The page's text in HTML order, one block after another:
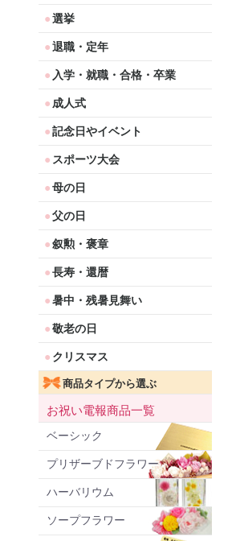
選挙
退職・定年
入学・就職・合格・卒業
成人式
記念日やイベント
スポーツ大会
母の日
父の日
叙勲・褒章
長寿・還暦
暑中・残暑見舞い
敬老の日
クリスマス
商品タイプから選ぶ
お祝い電報商品一覧
ベーシック
プリザーブドフラワー
ハーバリウム
ソープフラワー